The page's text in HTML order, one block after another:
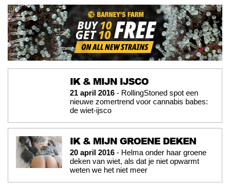
IK & MIJN IJSCO
21 april 2016 - RollingStoned spot een
nieuwe zomertrend voor cannabis babes:
de wiet-ijsco
IK & MIJN GROENE DEKEN
20 april 2016 - Helma onder haar groene
deken van wiet, als dat je niet opwarmt
weten we het niet meer